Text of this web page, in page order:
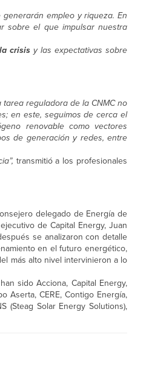
empleo y riqueza. En
sobre el que impulsar nuestra
crisis y las expectativas sobre
tarea reguladora de la CNMC no
en este, seguimos de cerca el
renovable como vectores
de generación y redes, entre
transmitió a los profesionales
delegado de Energía de
de Capital Energy, Juan
se analizaron con detalle
en el futuro energético,
más alto nivel intervinieron a lo
sido Acciona, Capital Energy,
Aserta, CERE, Contigo Energía,
(Steag Solar Energy Solutions),